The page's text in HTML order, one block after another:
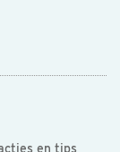
en tips